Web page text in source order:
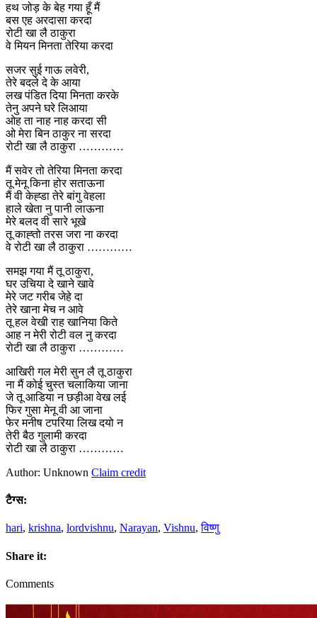
हथ जोड़ के बेह गया हूँ मैं
बस एह अरदासा करदा
रोटी खा लै ठाकुरा
वे मियन मिनता तेरिया करदा
सजर सुई गाऊ लवेरी,
तेरे बदले दे के आया
लख पंडित दिया मिनता करके
तेनु अपने घरे लिआया
ओह ता नाह नाह करदा सी
ओ मेरा बिन ठाकुर ना सरदा
रोटी खा लै ठाकुरा …………
मैं सवेर तो तेरिया मिनता करदा
तू मेनू किना होर सताऊना
मैं वी केह्डा तेरे बांगु वेहला
हाले खेता नु पानी लाऊना
मेरे बलद वी सारे भूखे
तू काह्तो तरस जरा ना करदा
वे रोटी खा लै ठाकुरा …………
समझ गया मैं तू ठाकुरा,
घर उचिया दे खाने खावे
मेरे जट गरीब जेहे दा
तेरे खाना मेच न आवे
तू हल वेखी राह खानिया किते
आह न मेरी रोटी वल नु करदा
रोटी खा लै ठाकुरा …………
आखिरी गल मेरी सुन लै तू ठाकुरा
ना मैं कोई चुस्त चलाकिया जाना
जे तू आडिया न छड़ीआ वेख लई
फिर गुसा मेनू वी आ जाना
फेर मनीष टपरिया लिख दयो न
तेरी बैठ गुलामी करदा
रोटी खा लै ठाकुरा …………
Author: Unknown Claim credit
टैग्स:
hari, krishna, lordvishnu, Narayan, Vishnu,विष्णु
Share it:
Comments